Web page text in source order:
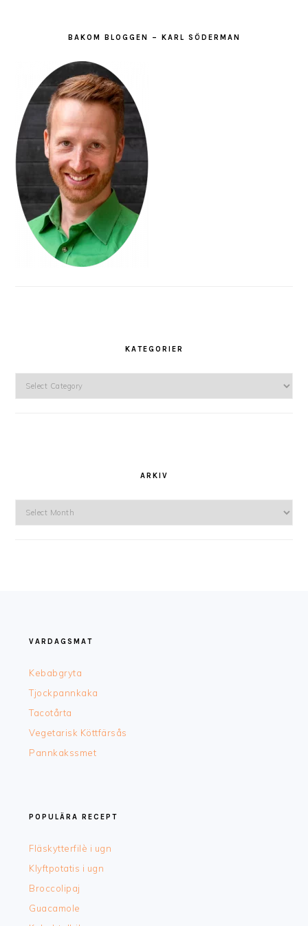
BAKOM BLOGGEN – KARL SÖDERMAN
KATEGORIER
ARKIV
VARDAGSMAT
Kebabgryta
Tjockpannkaka
Tacotårta
Vegetarisk Köttfärsås
Pannkakssmet
POPULÄRA RECEPT
Fläskytterfilè i ugn
Klyftpotatis i ugn
Broccolipaj
Guacamole